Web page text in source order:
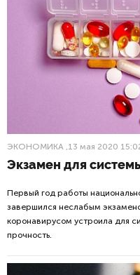
ЭКОНОМИКА ,13 мая 2020
Экзамен для
Первый год работы
завершился неслабым
коронавирусом устроила для
прочность.